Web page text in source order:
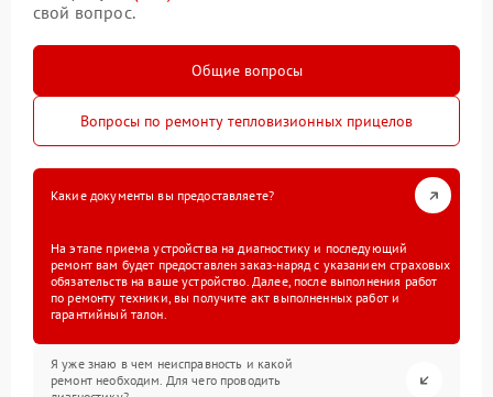
свой вопрос.
Общие вопросы
Вопросы по ремонту тепловизионных прицелов
Какие документы вы предоставляете?
На этапе приема устройства на диагностику и последующий
ремонт вам будет предоставлен заказ-наряд с указанием страховых
обязательств на ваше устройство. Далее, после выполнения работ
по ремонту техники, вы получите акт выполненных работ и
гарантийный талон.
Я уже знаю в чем неисправность и какой
ремонт необходим. Для чего проводить